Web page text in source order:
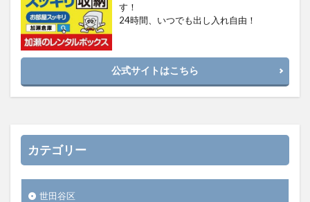
す！
24時間、いつでも出し入れ自由！
公式サイトはこちら
カテゴリー
世田谷区